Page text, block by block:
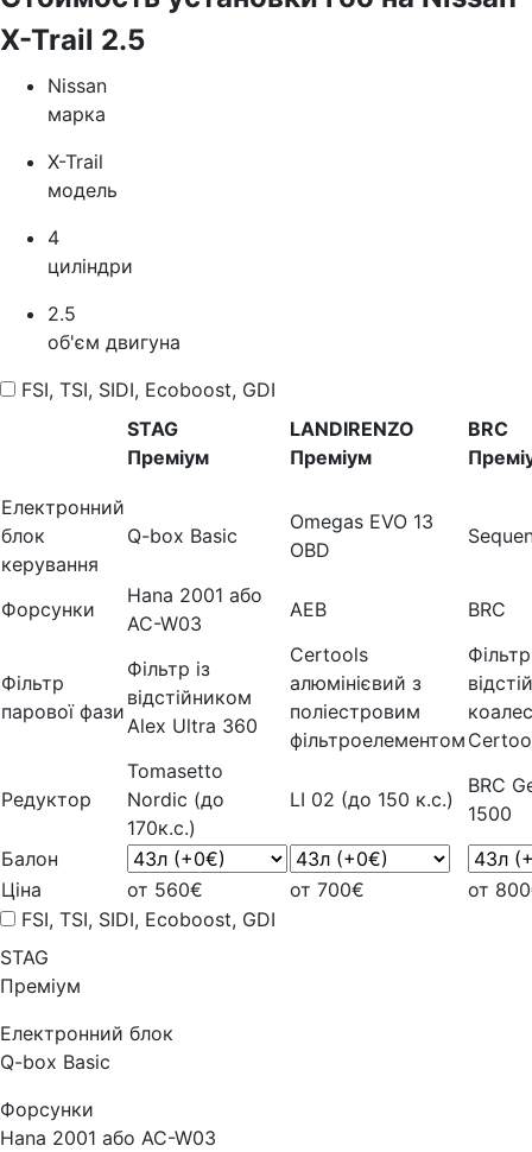
X-Trail 2.5
Nissan
марка
X-Trail
модель
4
циліндри
2.5
об'єм двигуна
FSI, TSI, SIDI, Ecoboost, GDI
STAG
Преміум
LANDIRENZO
Преміум
BRC
Електронний
блок
керування
Q-box Basic
Omegas EVO 13
OBD
Форсунки
Hana 2001 або
AC-W03
AEB BRC
Фільтр
парової фази
Фільтр із
відстійником
Alex Ultra 360
Certools
алюмінієвий з
поліестровим
фільтроелементом
Фільтр
Редуктор
Tomasetto
Nordic (до
170к.с.)
LI 02 (до 150 к.с.)
BRC
1500
Балон
Ціна
от 560€ от 700€
от
FSI, TSI, SIDI, Ecoboost, GDI
STAG
Преміум
Електронний блок
Q-box Basic
Форсунки
Hana 2001 або AC-W03